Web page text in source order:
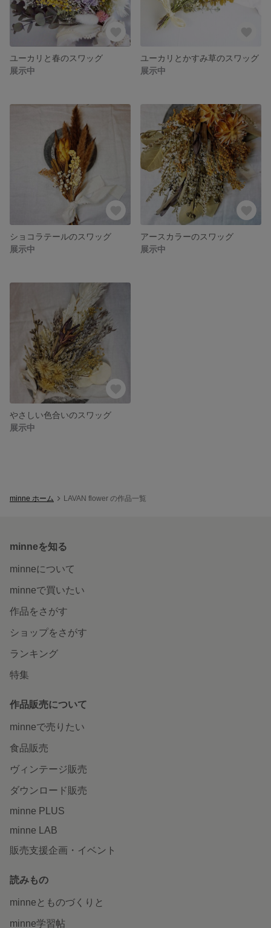
ユーカリと春のスワッグ
展示中
ユーカリとかすみ草のスワッグ
展示中
ショコラテールのスワッグ
展示中
アースカラーのスワッグ
展示中
やさしい色合いのスワッグ
展示中
minne ホーム LAVAN flower の作品一覧
minneを知る
minneについて
minneで買いたい
作品をさがす
ショップをさがす
ランキング
特集
作品販売について
minneで売りたい
食品販売
ヴィンテージ販売
ダウンロード販売
minne PLUS
minne LAB
販売支援企画・イベント
読みもの
minneとものづくりと
minne学習帖